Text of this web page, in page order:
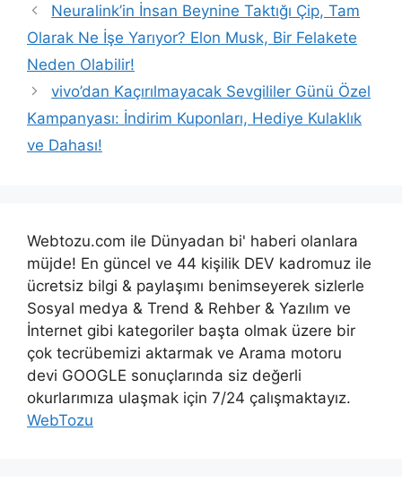
Neuralink’in İnsan Beynine Taktığı Çip, Tam
Olarak Ne İşe Yarıyor? Elon Musk, Bir Felakete
Neden Olabilir!
vivo’dan Kaçırılmayacak Sevgililer Günü Özel
Kampanyası: İndirim Kuponları, Hediye Kulaklık
ve Dahası!
Webtozu.com ile Dünyadan bi' haberi olanlara
müjde! En güncel ve 44 kişilik DEV kadromuz ile
ücretsiz bilgi & paylaşımı benimseyerek sizlerle
Sosyal medya & Trend & Rehber & Yazılım ve
İnternet gibi kategoriler başta olmak üzere bir
çok tecrübemizi aktarmak ve Arama motoru
devi GOOGLE sonuçlarında siz değerli
okurlarımıza ulaşmak için 7/24 çalışmaktayız.
WebTozu